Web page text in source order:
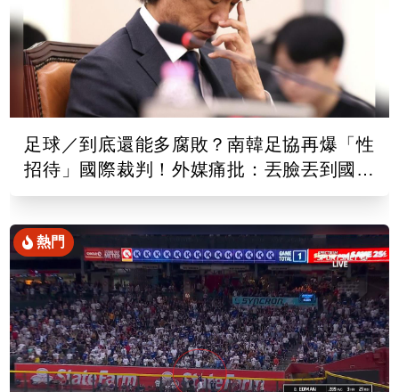
足球／到底還能多腐敗？南韓足協再爆「性
招待」國際裁判！外媒痛批：丟臉丟到國外
去
熱門